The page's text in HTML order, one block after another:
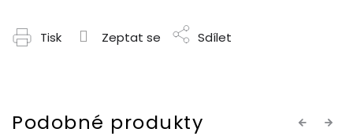
Tisk Zeptat se Sdílet
Previous
Next